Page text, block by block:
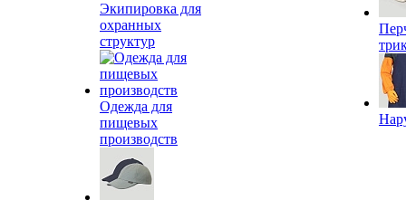
Экипировка для
охранных
структур
Одежда для
пищевых
производств